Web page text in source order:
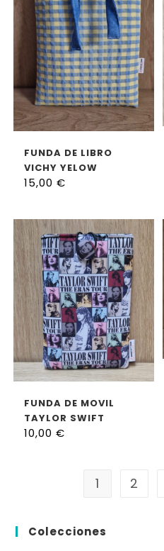
FUNDA DE LIBRO
VICHY YELOW
15,00 €
FUNDA DE MOVIL
TAYLOR SWIFT
10,00 €
1 2
Colecciones